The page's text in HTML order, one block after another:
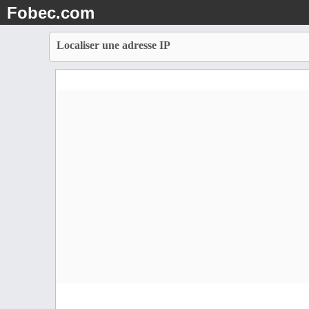
Fobec.com
Localiser une adresse IP